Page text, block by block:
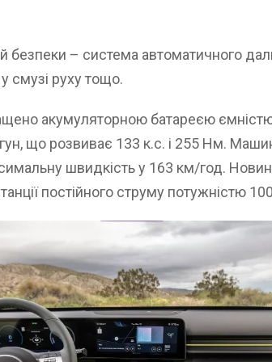
безпеки – система автоматичного
смузі руху тощо.
акумуляторною батареєю
що розвиває 133 к.с. і 255 Нм.
швидкість у 163 км/год.
постійного струму потужністю